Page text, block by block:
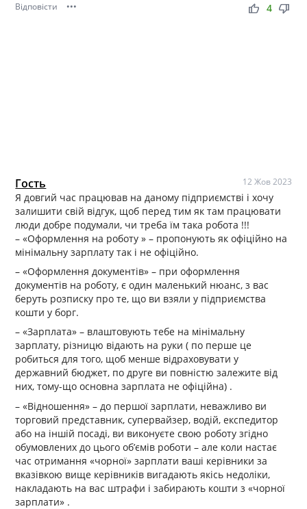
Відповісти ••• thumb_up thumb_down
4
Гость 12 Жов 2023
Я довгий час працював на даному підприємстві і хочу
залишити свій відгук, щоб перед тим як там працювати
люди добре подумали, чи треба їм така робота !!!
– «Оформлення на роботу » – пропонують як офіційно на
мінімальну зарплату так і не офіційно.
– «Оформлення документів» – при оформлення
документів на роботу, є один маленький нюанс, з вас
беруть розписку про те, що ви взяли у підприємства
кошти у борг.
– «Зарплата» – влаштовують тебе на мінімальну
зарплату, різницю відають на руки ( по перше це
робиться для того, щоб менше відраховувати у
державний бюджет, по друге ви повністю залежите від
них, тому-що основна зарплата не офіційна) .
– «Відношення» – до першої зарплати, неважливо ви
торговий представник, супервайзер, водій, експедитор
або на іншій посаді, ви виконуєте свою роботу згідно
обумовлених до цього об’ємів роботи – але коли настає
час отримання «чорної» зарплати ваші керівники за
вказівкою вище керівників вигадають якісь недоліки,
накладають на вас штрафи і забирають кошти з «чорної
зарплати» .